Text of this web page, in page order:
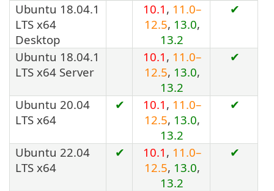
Ubuntu 18.04.1
LTS x64
Desktop
10.1 , 11.0–
12.5, 13.0,
13.2
✔
Ubuntu 18.04.1
LTS x64 Server
10.1 , 11.0–
12.5, 13.0,
13.2
✔
Ubuntu 20.04
LTS x64
✔ 10.1 , 11.0–
12.5, 13.0,
13.2
✔
Ubuntu 22.04
LTS x64
✔ 10.1 , 11.0–
12.5, 13.0,
13.2
✔